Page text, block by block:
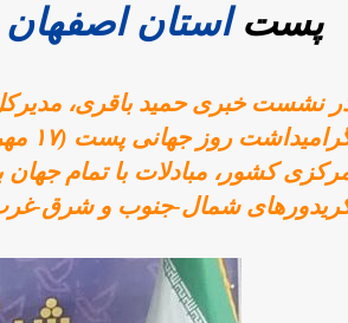
پست استان
کشور، مبادلات با تمام
شمال-جنوب و شرق-